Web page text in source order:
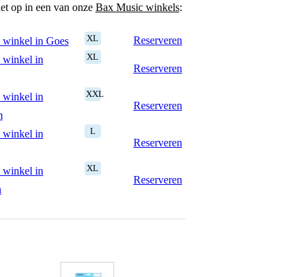
op in een van onze Bax Music winkels:
in Goes XL
Reserveren
winkel in
XL
Reserveren
winkel in
XXL
Reserveren
winkel in
L
Reserveren
winkel in
XL
Reserveren